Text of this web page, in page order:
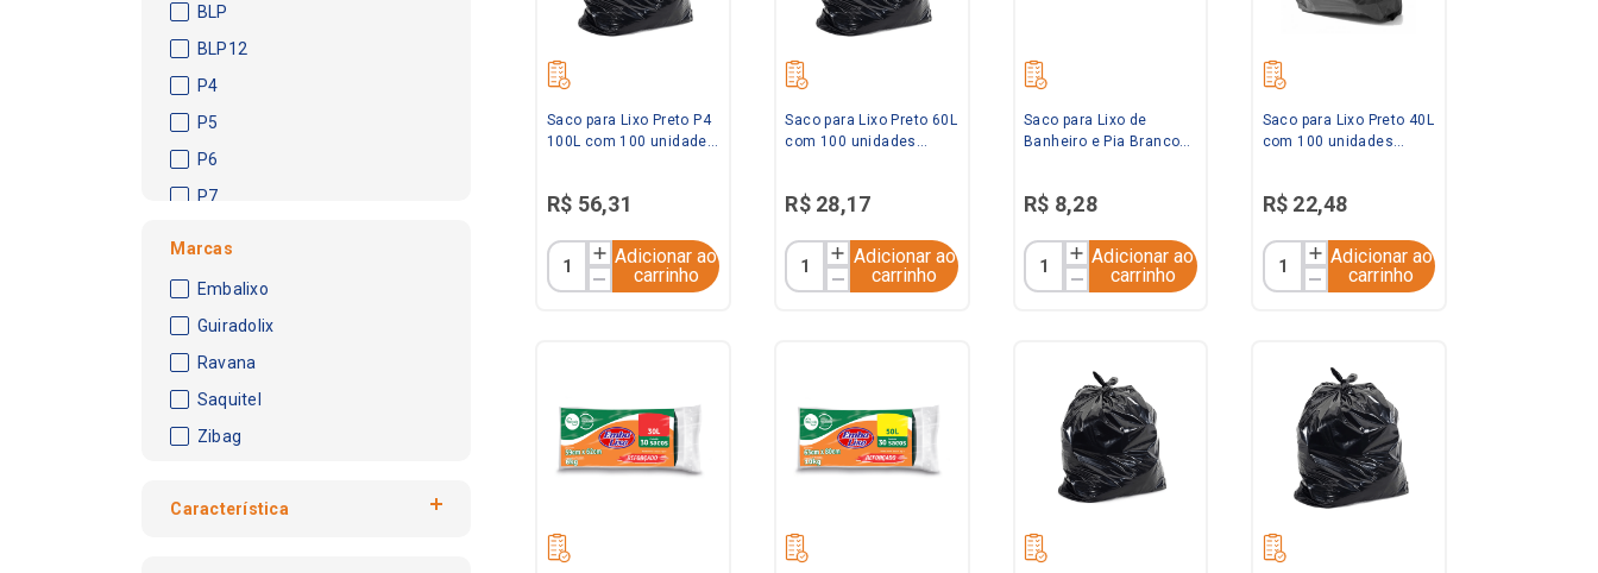
Característica
Marcas
Embalixo
Guiradolix
Ravana
Saquitel
Zibag
BLP
BLP12
P4
P5
P6
P7
Saco para Lixo Preto P4
100L com 100 unidades
R$ 56,31
Adicionar ao
carrinho
Saco para Lixo Preto 60L
com 100 unidades
R$ 28,17
Adicionar ao
carrinho
Saco para Lixo de
Banheiro e Pia Branco
R$ 8,28
Adicionar ao
carrinho
Saco para Lixo Preto 40L
com 100 unidades
R$ 22,48
Adicionar ao
carrinho